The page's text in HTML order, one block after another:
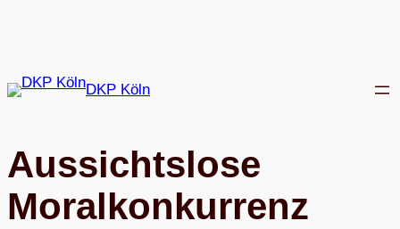
DKP Köln
Aus­sichts­lose
Moralkonkurrenz